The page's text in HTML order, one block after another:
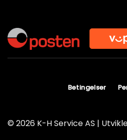
© 2026 K-H Service AS |
Betingelser